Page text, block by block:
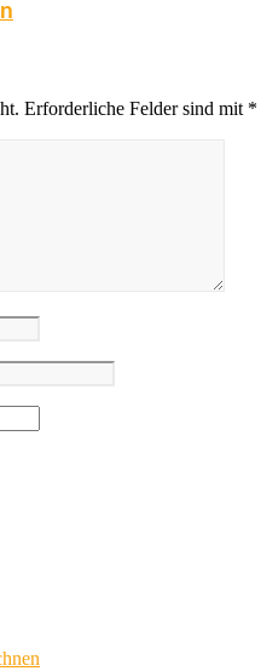
Erforderliche Felder sind mit *